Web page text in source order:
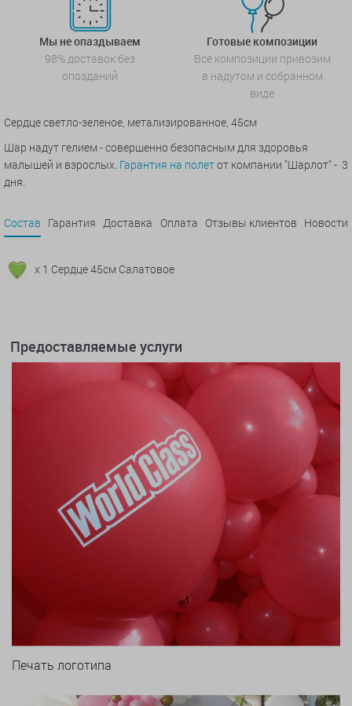
Мы не опаздываем
98% доставок без
опозданий
Готовые композиции
Все композиции привозим
в надутом и собранном
виде
Сердце светло-зеленое, метализированное, 45см
Шар надут гелием - совершенно безопасным для здоровья
малышей и взрослых. Гарантия на полетот компании "Шарлот" - 3
дня.
Состав Гарантия Доставка Оплата Отзывы клиентов Новости
x 1 Сердце 45см Салатовое
Предоставляемые услуги
Печать логотипа